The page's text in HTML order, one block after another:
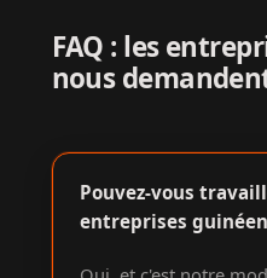
FAQ : les
nous
Pouvez-vous
entreprises